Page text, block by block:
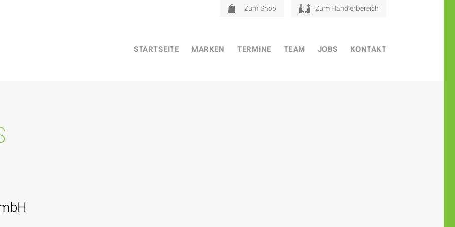
Zum Shop Zum Händlerbereich
STARTSEITE MARKEN TERMINE TEAM JOBS KONTAKT